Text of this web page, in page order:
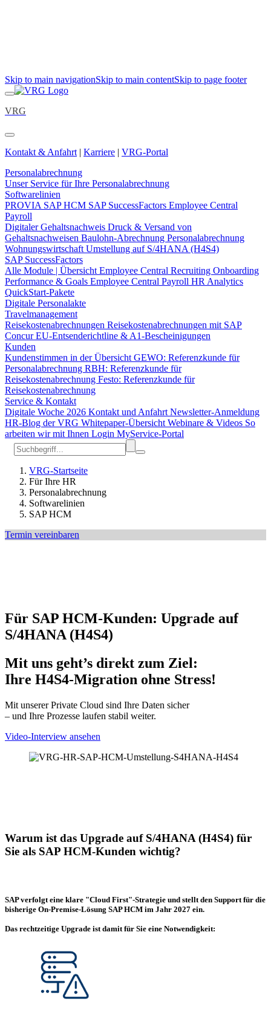
Skip to main navigationSkip to main contentSkip to page footer
VRG
Kontakt & Anfahrt | Karriere | VRG-Portal
Personalabrechnung
Unser Service für Ihre Personalabrechnung
Softwarelinien
PROVIA SAP HCM SAP SuccessFactors Employee Central
Payroll
Digitaler Gehaltsnachweis Druck & Versand von
Gehaltsnachweisen Baulohn-Abrechnung Personalabrechnung
Wohnungswirtschaft Umstellung auf S/4HANA (H4S4)
SAP SuccessFactors
Alle Module | Übersicht Employee Central Recruiting Onboarding
Performance & Goals Employee Central Payroll HR Analytics
QuickStart-Pakete
Digitale Personalakte
Travelmanagement
Reisekostenabrechnungen Reisekostenabrechnungen mit SAP
ConcurEU-Entsenderichtline & A1-Bescheinigungen
Kunden
Kundenstimmen in der Übersicht GEWO: Referenzkunde für
Personalabrechnung RBH: Referenzkunde für
Reisekostenabrechnung Festo: Referenzkunde für
Reisekostenabrechnung
Service & Kontakt
Digitale Woche 2026 Kontakt und Anfahrt Newsletter-Anmeldung
HR-Blog der VRG Whitepaper-Übersicht Webinare & Videos So
arbeiten wir mit Ihnen Login MyService-Portal
VRG-Startseite
Für Ihre HR
Personalabrechnung
Softwarelinien
SAP HCM
Termin vereinbaren
Für SAP HCM-Kunden: Upgrade auf
S/4HANA (H4S4)
Mit uns geht’s direkt zum Ziel:
Ihre H4S4-Migration ohne Stress!
Mit unserer Private Cloud sind Ihre Daten sicher
– und Ihre Prozesse laufen stabil weiter.
Video-Interview ansehen
Warum ist das Upgrade auf S/4HANA (H4S4) für
Sie als SAP HCM-Kunden wichtig?
SAP verfolgt eine klare "Cloud First"-Strategie und stellt den Support für die
bisherige On-Premise-Lösung SAP HCM im Jahr 2027 ein.
Das rechtzeitige Upgrade ist damit für Sie eine Notwendigkeit: